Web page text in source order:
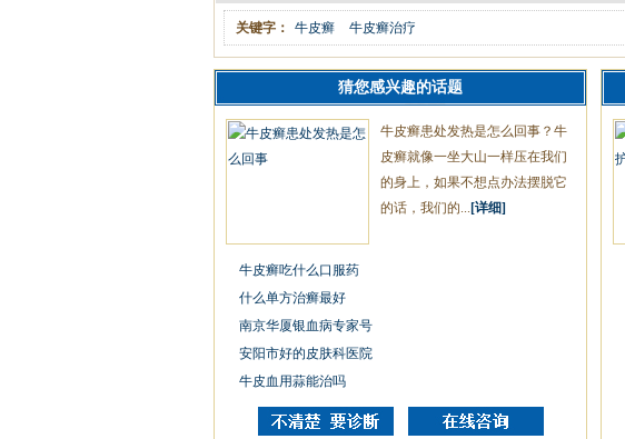
关键字： 牛皮癣 牛皮癣治疗
猜您感兴趣的话题
牛皮癣患处发热是怎么回事？牛
皮癣就像一坐大山一样压在我们
的身上，如果不想点办法摆脱它
的话，我们的... [详细]
牛皮癣吃什么口服药
什么单方治癣最好
南京华厦银血病专家号
安阳市好的皮肤科医院
牛皮血用蒜能治吗